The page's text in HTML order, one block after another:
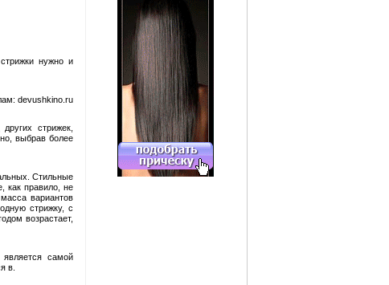
нужно и
devushkino.ru
стрижек,
выбрав более
Стильные
как правило, не
вариантов
стрижку, с
возрастает,
самой
в.